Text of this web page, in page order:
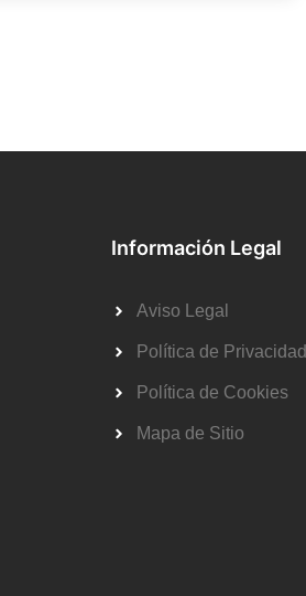
Información Legal
Aviso Legal
Política de Privacidad
Política de Cookies
Mapa de Sitio